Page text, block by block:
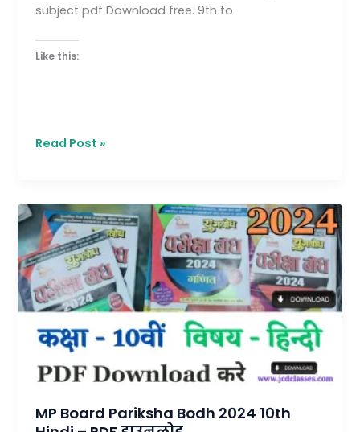
subject pdf Download free. 9th to
Like this:
Read Post »
MP Board Pariksha Bodh 2024 10th
MP
Board
Pariksha
Bodh
2024
10th
Hindi
–
PDF
डाउनलोड